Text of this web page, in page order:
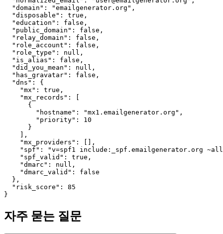
  "domain": "emailgenerator.org",
  "disposable": true,
  "education": false,
  "public_domain": false,
  "relay_domain": false,
  "role_account": false,
  "role_type": null,
  "is_alias": false,
  "did_you_mean": null,
  "has_gravatar": false,
  "dns": {
    "mx": true,
    "mx_records": [
      {
        "hostname": "mx1.emailgenerator.org",
        "priority": 10
      }
    ],
    "mx_providers": [],
"spf": "v=spf1 include:_spf.emailgenerator.org
    "spf_valid": true,
    "dmarc": null,
    "dmarc_valid": false
  },
  "risk_score": 85
}
자주 묻는 질문